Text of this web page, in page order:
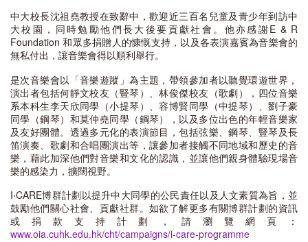
中大校長沈祖堯教授在致辭中，歡迎近三百名兒童及青少年到訪中
大校園，同時勉勵他們長大後要貢獻社會。他亦感謝E & R
Foundation 和眾多捐贈人的慷慨支持，以及各表演嘉賓為音樂會的
無私付出，讓音樂會得以順利舉行。
是次音樂會以「音樂遊蹤」為主題，帶領參加者以聽覺環遊世界，
演出者包括何靜文校友（豎琴）、林俊傑校友（歌劇），四位音樂
系本科生李天欣同學（小提琴）、容博賢同學（中提琴）、劉子豪
同學（鋼琴）和莫仲堯同學（鋼琴），以及多位出色的年輕音樂家
及友好團體。透過多元化的表演節目，包括弦樂、鋼琴、豎琴及長
笛演奏、歌劇和合唱團演出等，讓參加者接觸不同地域和歷史的音
樂，藉此加深他們對音樂和文化的認識，並讓他們親身體驗現場音
樂的感染力，擴闊視野。
I‧CARE博群計劃以提升中大同學的公民責任以及人文素質為旨，並
鼓勵他們關心社會、貢獻社群。如欲了解更多有關博群計劃的資訊
或捐款支持計劃，請瀏覽網頁：
www.oia.cuhk.edu.hk/cht/campaigns/i-care-programme